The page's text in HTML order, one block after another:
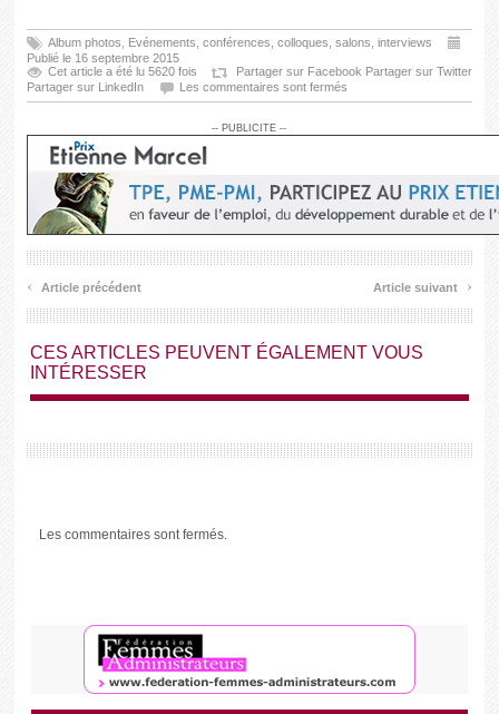
Album photos
Evénements, conférences, colloques, salons, interviews
Publié le 16 septembre 2015
Cet article a été lu 5620 fois
Partager sur Facebook Partager sur Twitter
Partager sur LinkedIn
Les commentaires sont fermés
-- PUBLICITE --
‹ Article précédent Article suivant ›
CES ARTICLES PEUVENT ÉGALEMENT VOUS
INTÉRESSER
Les commentaires sont fermés.